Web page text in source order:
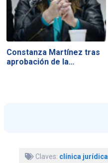
Constanza Martínez tras
aprobación de la…
Claves: clínica jurídica